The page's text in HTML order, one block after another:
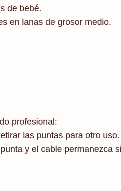
de bebé.
en lanas de grosor medio.
profesional:
las puntas para otro uso.
y el cable permanezca